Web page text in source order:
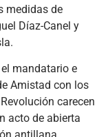
medidas de
Díaz-Canel y
mandatario e
Amistad con los
carecen
acto de abierta